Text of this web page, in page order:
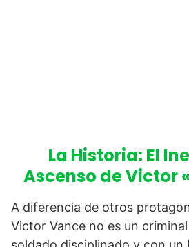
La Historia: El
Ascenso de Victor
A diferencia de otros
Victor Vance no es un